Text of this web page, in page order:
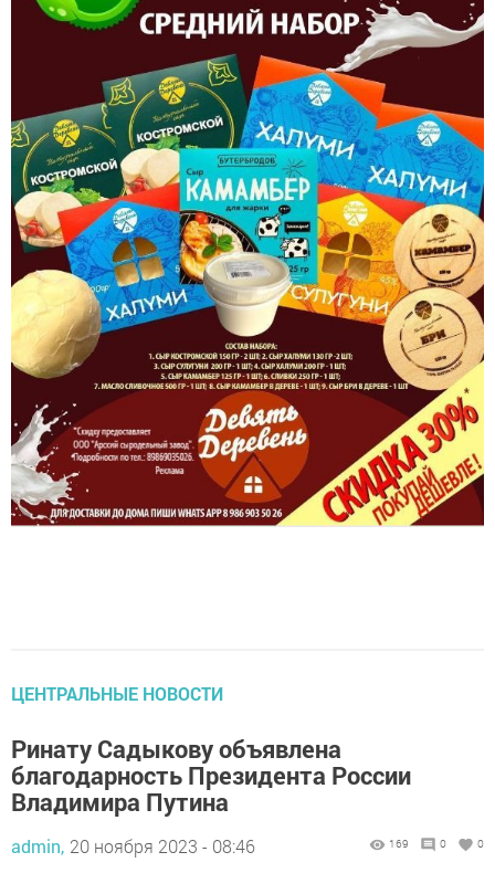
ЦЕНТРАЛЬНЫЕ НОВОСТИ
Ринату Садыкову объявлена
благодарность Президента России
Владимира Путина
admin, 20 ноября 2023 - 08:46